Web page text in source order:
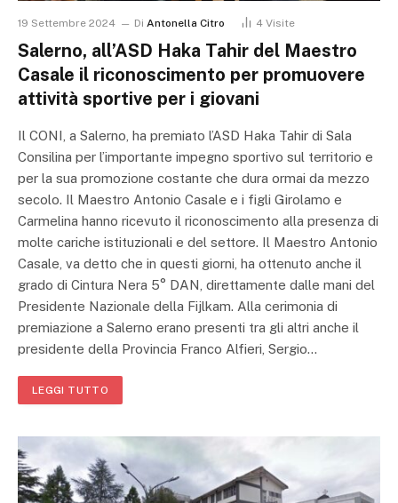
19 Settembre 2024 Di Antonella Citro 4 Visite
Salerno, all’ASD Haka Tahir del Maestro
Casale il riconoscimento per promuovere
attività sportive per i giovani
Il CONI, a Salerno, ha premiato l’ASD Haka Tahir di Sala
Consilina per l’importante impegno sportivo sul territorio e
per la sua promozione costante che dura ormai da mezzo
secolo. Il Maestro Antonio Casale e i figli Girolamo e
Carmelina hanno ricevuto il riconoscimento alla presenza di
molte cariche istituzionali e del settore. Il Maestro Antonio
Casale, va detto che in questi giorni, ha ottenuto anche il
grado di Cintura Nera 5° DAN, direttamente dalle mani del
Presidente Nazionale della Fijlkam. Alla cerimonia di
premiazione a Salerno erano presenti tra gli altri anche il
presidente della Provincia Franco Alfieri, Sergio…
LEGGI TUTTO